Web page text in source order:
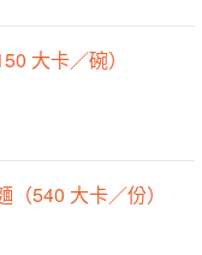
大卡／碗）
（540 大卡／份）